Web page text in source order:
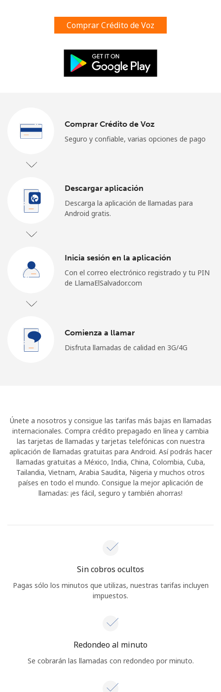
o
Comprar Crédito de Voz
Comprar Crédito de Voz
Seguro y confiable, varias opciones de pago
Descargar aplicación
Descarga la aplicación de llamadas para
Android gratis.
Inicia sesión en la aplicación
Con el correo electrónico registrado y tu PIN
de LlamaElSalvador.com
Comienza a llamar
Disfruta llamadas de calidad en 3G/4G
Únete a nosotros y consigue las tarifas más bajas en llamadas
internacionales. Compra crédito prepagado en línea y cambia
las tarjetas de llamadas y tarjetas telefónicas con nuestra
aplicación de llamadas gratuitas para Android. Así podrás hacer
llamadas gratuitas a México, India, China, Colombia, Cuba,
Tailandia, Vietnam, Arabia Saudita, Nigeria y muchos otros
países en todo el mundo. Consigue la mejor aplicación de
llamadas: ¡es fácil, seguro y también ahorras!
Sin cobros ocultos
Pagas sólo los minutos que utilizas, nuestras tarifas incluyen
impuestos.
Redondeo al minuto
Se cobrarán las llamadas con redondeo por minuto.